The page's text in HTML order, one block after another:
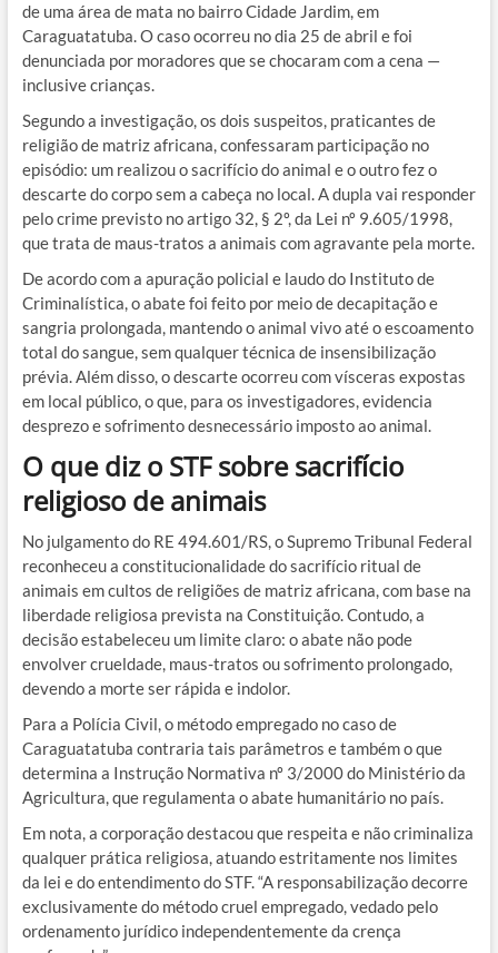
de uma área de mata no bairro Cidade Jardim, em
Caraguatatuba. O caso ocorreu no dia 25 de abril e foi
denunciada por moradores que se chocaram com a cena —
inclusive crianças.
Segundo a investigação, os dois suspeitos, praticantes de
religião de matriz africana, confessaram participação no
episódio: um realizou o sacrifício do animal e o outro fez o
descarte do corpo sem a cabeça no local. A dupla vai responder
pelo crime previsto no artigo 32, § 2º, da Lei nº 9.605/1998,
que trata de maus-tratos a animais com agravante pela morte.
De acordo com a apuração policial e laudo do Instituto de
Criminalística, o abate foi feito por meio de decapitação e
sangria prolongada, mantendo o animal vivo até o escoamento
total do sangue, sem qualquer técnica de insensibilização
prévia. Além disso, o descarte ocorreu com vísceras expostas
em local público, o que, para os investigadores, evidencia
desprezo e sofrimento desnecessário imposto ao animal.
O que diz o STF sobre sacrifício
religioso de animais
No julgamento do RE 494.601/RS, o Supremo Tribunal Federal
reconheceu a constitucionalidade do sacrifício ritual de
animais em cultos de religiões de matriz africana, com base na
liberdade religiosa prevista na Constituição. Contudo, a
decisão estabeleceu um limite claro: o abate não pode
envolver crueldade, maus-tratos ou sofrimento prolongado,
devendo a morte ser rápida e indolor.
Para a Polícia Civil, o método empregado no caso de
Caraguatatuba contraria tais parâmetros e também o que
determina a Instrução Normativa nº 3/2000 do Ministério da
Agricultura, que regulamenta o abate humanitário no país.
Em nota, a corporação destacou que respeita e não criminaliza
qualquer prática religiosa, atuando estritamente nos limites
da lei e do entendimento do STF. “A responsabilização decorre
exclusivamente do método cruel empregado, vedado pelo
ordenamento jurídico independentemente da crença